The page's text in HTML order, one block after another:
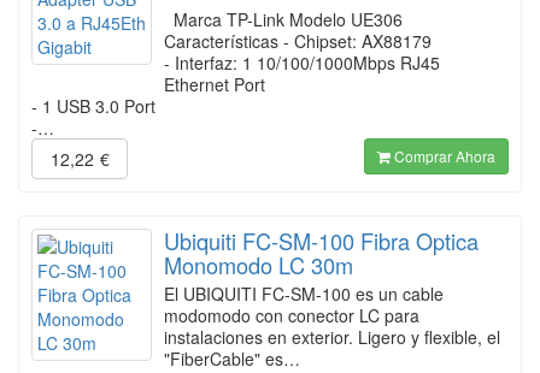
Marca TP-Link Modelo UE306
Características - Chipset: AX88179
- Interfaz: 1 10/100/1000Mbps RJ45
Ethernet Port
- 1 USB 3.0 Port
-…
12,22 € Comprar Ahora
Ubiquiti FC-SM-100 Fibra Optica
Monomodo LC 30m
El UBIQUITI FC-SM-100 es un cable
modomodo con conector LC para
instalaciones en exterior. Ligero y flexible, el
"FiberCable" es…